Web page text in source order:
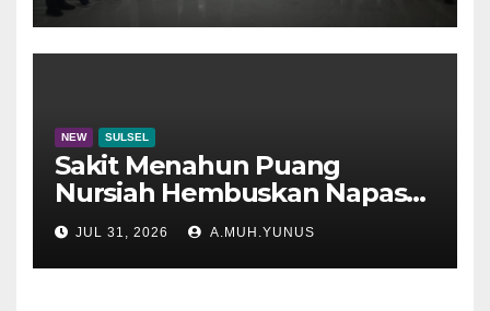
NEW SULSEL
Sakit Menahun Puang
Nursiah Hembuskan Napas
Terakhir
JUL 31, 2026 A.MUH.YUNUS